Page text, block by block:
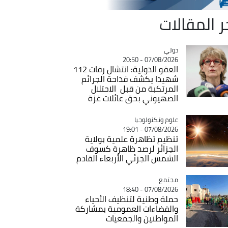
المقالات
Catégorie
دولي
07/08/2026 - 20:50
العفو الدولية: انتشال رفات 112
شهيدا يكشف فداحة الجرائم
المرتكبة من قبل الاحتلال
الصهيوني بحق عائلات غزة
Catégorie
علوم وتكنولوجيا
07/08/2026 - 19:01
تنظيم تظاهرة علمية بولاية
الجزائر لرصد ظاهرة كسوف
الشمس الجزئي الأربعاء القادم
Catégorie
مجتمع
07/08/2026 - 18:40
حملة وطنية لتنظيف الأحياء
والفضاءات العمومية بمشاركة
المواطنين والجمعيات